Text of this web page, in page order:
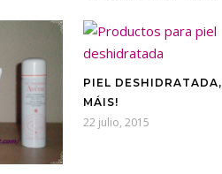
PIEL
MÁIS!
22 julio, 2015